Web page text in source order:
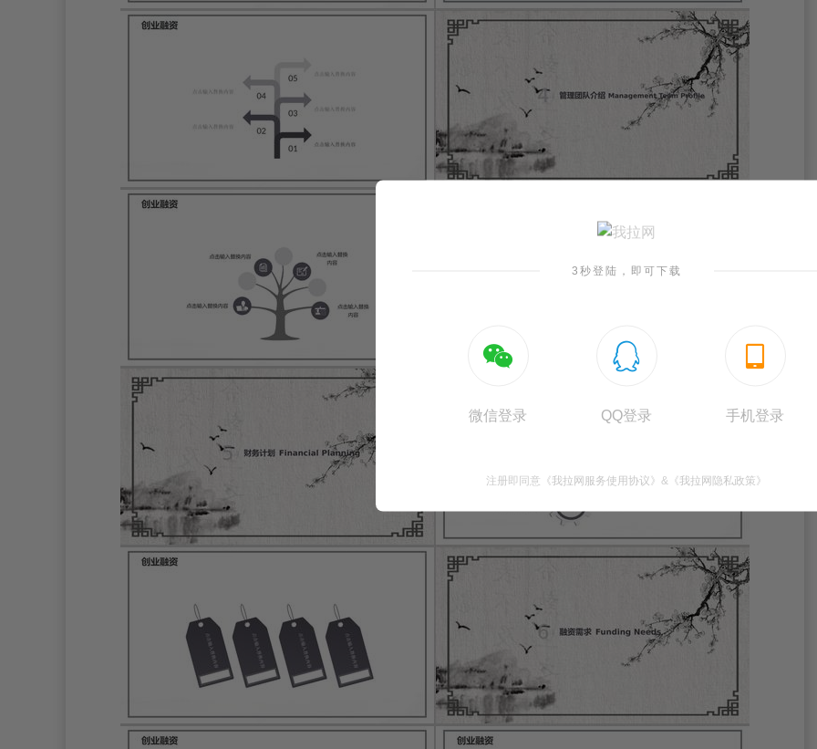
3秒登陆，即可下载

微信登录

QQ登录

手机登录
注册即同意 《我拉网服务使用协议》 & 《我拉网隐私政策》